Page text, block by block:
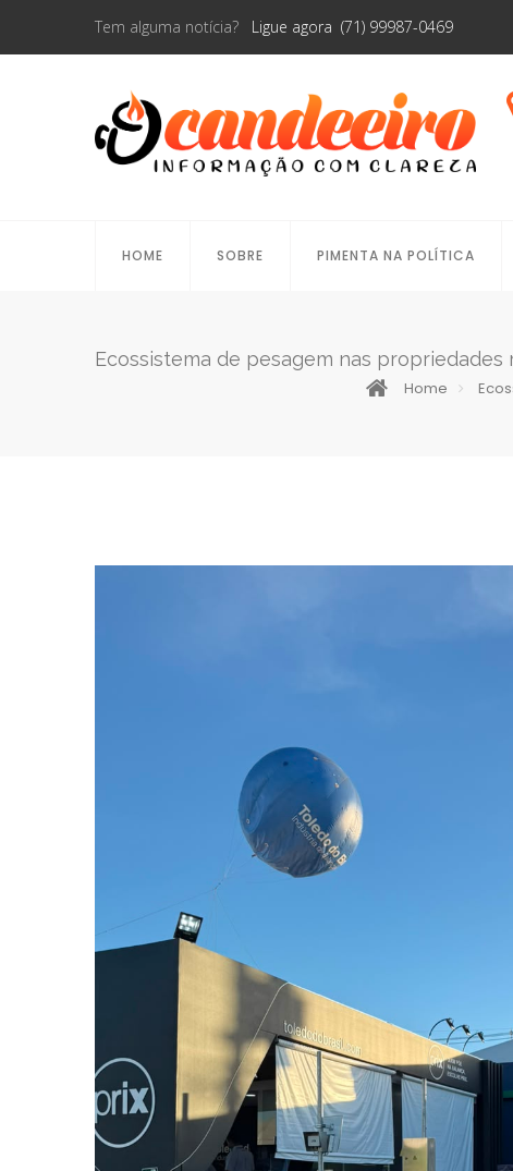
Tem alguma notícia? Ligue agora (71) 99987-0469
HOME SOBRE PIMENTA NA POLÍTICA
Ecossistema de pesagem nas propriedades
Home